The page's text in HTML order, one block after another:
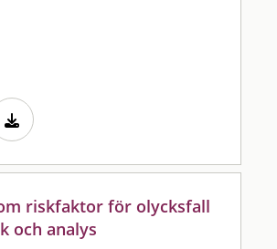
riskfaktor för olycksfall
och analys